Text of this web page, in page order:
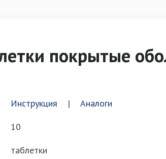
покрытые
Инструкция |
Аналоги
10
таблетки